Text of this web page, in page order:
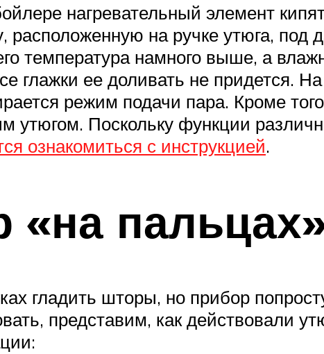
нагревательный элемент
на ручке утюга, под
температура намного выше, а
глажки ее доливать не придется.
режим подачи пара. Кроме
утюгом. Поскольку функции
ознакомиться с инструкцией.
гладить шторы, но прибор
представим, как действовали